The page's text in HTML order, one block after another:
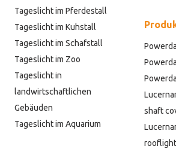
Tageslicht im Pferdestall
Tageslicht im Kuhstall
Tageslicht im Schafstall
Tageslicht im Zoo
Tageslicht in
landwirtschaftlichen
Gebäuden
Tageslicht im Aquarium
shaft